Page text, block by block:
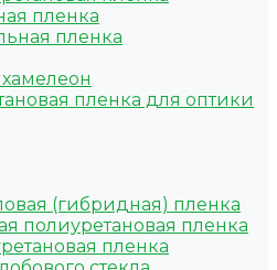
пленка
пленка
пленка для оптики
(гибридная) пленка
полиуретановая пленка
пленка